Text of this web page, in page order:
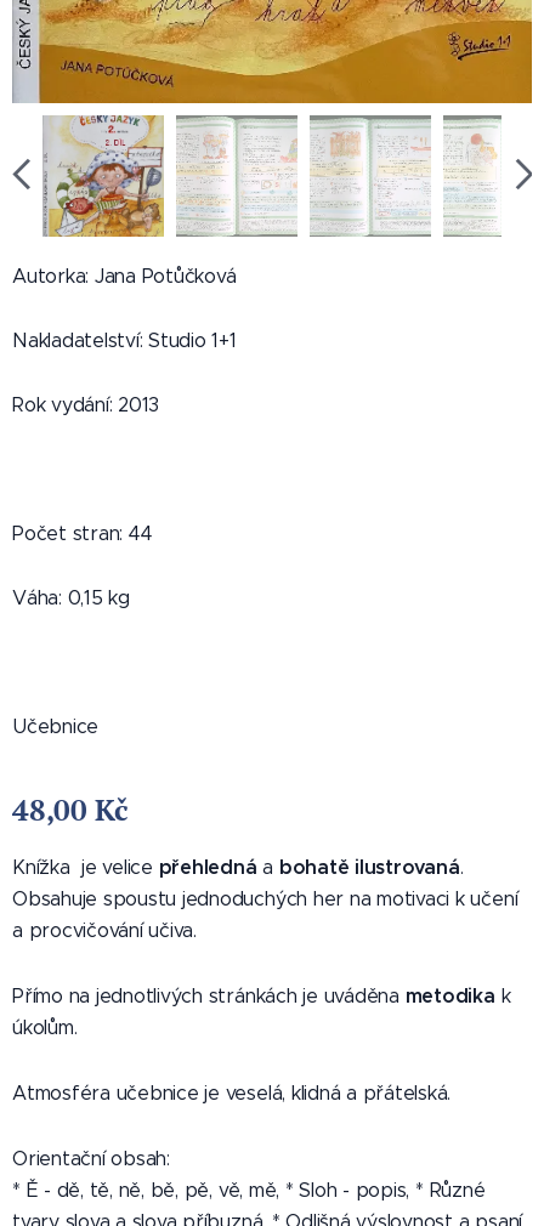
Autorka: Jana Potůčková
Nakladatelství: Studio 1+1
Rok vydání: 2013
Počet stran: 44
Váha: 0,15 kg
Učebnice
48,00 Kč
Knížka je velice přehlednáa bohatě ilustrovaná.
Obsahuje spoustu jednoduchých her na motivaci k učení
a procvičování učiva.
Přímo na jednotlivých stránkách je uváděna metodika k
úkolům.
Atmosféra učebnice je veselá, klidná a přátelská.
Orientační obsah:
* Ě - dě, tě, ně, bě, pě, vě, mě, * Sloh - popis, * Různé
tvary slova a slova příbuzná, * Odlišná výslovnost a psaní